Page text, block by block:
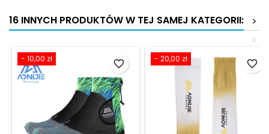
16 INNYCH PRODUKTÓW W TEJ SAMEJ KATEGORII:
>
<
- 10,00 zł favorite_border - 20,00 zł favorite_border